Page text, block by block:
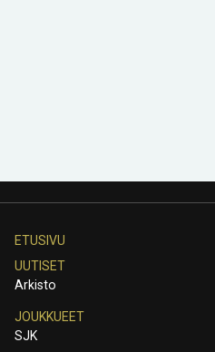
ETUSIVU
UUTISET
Arkisto
JOUKKUEET
SJK